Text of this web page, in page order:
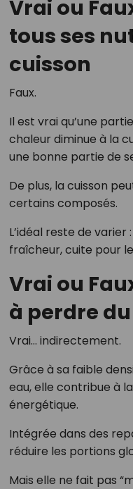
Vrai ou
tous ses
cuisson
Faux.
Il est vrai qu’une
chaleur diminue à la
une bonne partie de
De plus, la cuisson
certains composés.
L’idéal reste de
fraîcheur, cuite pour
Vrai ou
à perdre
Vrai… indirectement.
Grâce à sa faible
eau, elle contribue à
énergétique.
Intégrée dans des
réduire les portions
Mais elle ne fait pas